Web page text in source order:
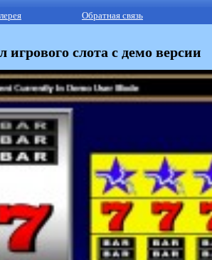
Обратная связь
слота с демо версии